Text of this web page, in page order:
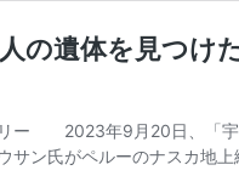
の遺体を見つけ
ー 2023年9月20日、「宇
サン氏がペルーのナスカ地